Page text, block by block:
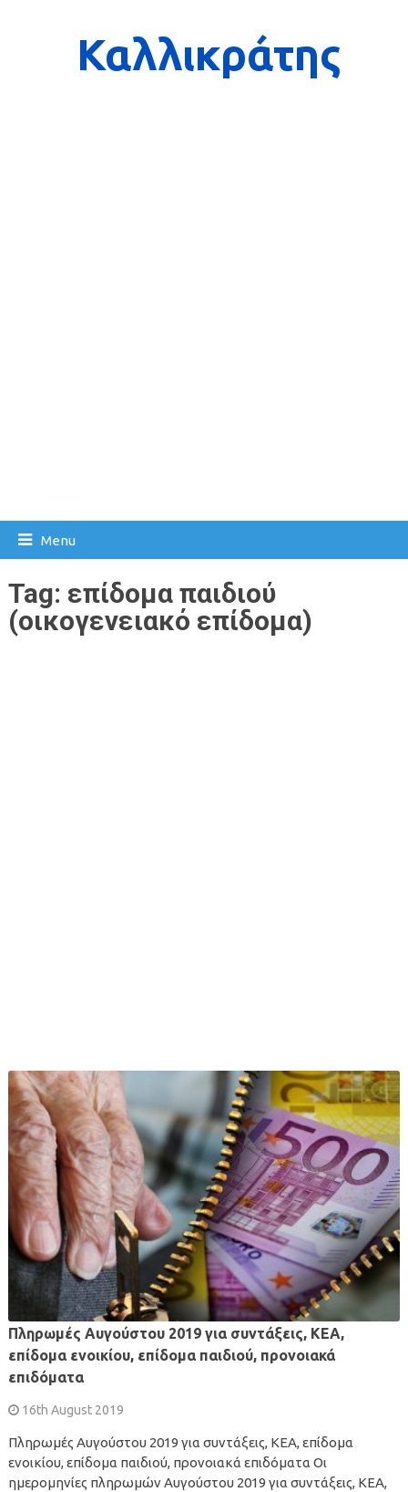
Menu
Tag: επίδομα παιδιού
(οικογενειακό επίδομα)
Πληρωμές Αυγούστου 2019 για συντάξεις, ΚΕΑ,
επίδομα ενοικίου, επίδομα παιδιού, προνοιακά
επιδόματα
16th August 2019
Πληρωμές Αυγούστου 2019 για συντάξεις, ΚΕΑ, επίδομα
ενοικίου, επίδομα παιδιού, προνοιακά επιδόματα Οι
ημερομηνίες πληρωμών Αυγούστου 2019 για συντάξεις, ΚΕΑ,